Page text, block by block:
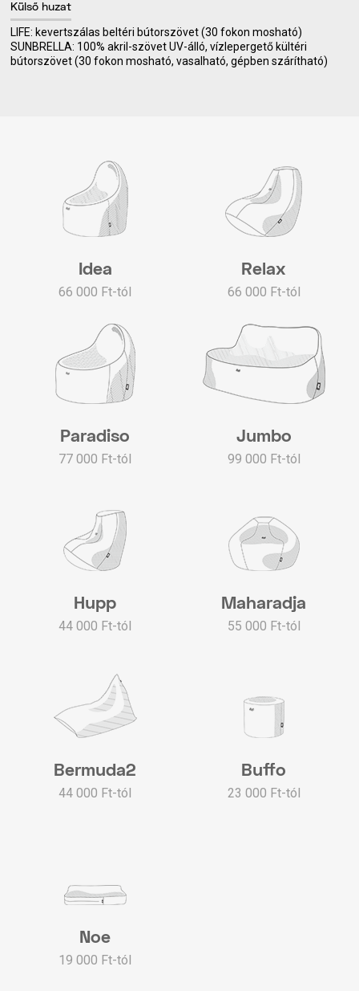
Külső huzat
LIFE: kevertszálas beltéri bútorszövet (30 fokon mosható)
SUNBRELLA: 100% akril-szövet UV-álló, vízlepergető kültéri
bútorszövet (30 fokon mosható, vasalható, gépben szárítható)
Idea
66 000 Ft-tól
Relax
66 000 Ft-tól
Paradiso
77 000 Ft-tól
Jumbo
99 000 Ft-tól
Hupp
44 000 Ft-tól
Maharadja
55 000 Ft-tól
Bermuda2
44 000 Ft-tól
Buffo
23 000 Ft-tól
Noe
19 000 Ft-tól